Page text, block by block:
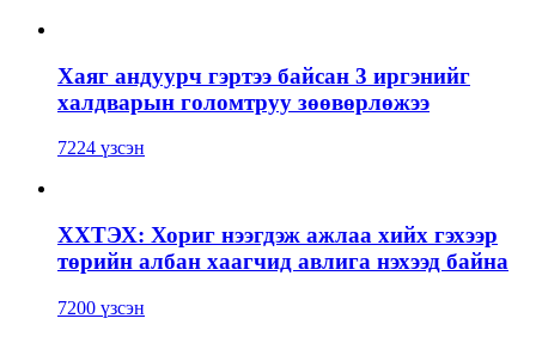
Хаяг андуурч гэртээ байсан 3 иргэнийг
халдварын голомтруу зөөвөрлөжээ
7224 үзсэн
ХХТЭХ: Хориг нээгдэж ажлаа хийх гэхээр
төрийн албан хаагчид авлига нэхээд байна
7200 үзсэн